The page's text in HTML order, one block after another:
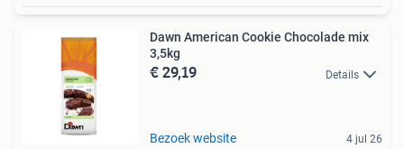
Dawn American Cookie Chocolade mix
3,5kg
€ 29,19 Details
Bezoek website 4 jul 26